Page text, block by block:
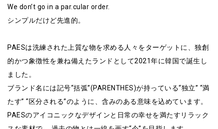
We don’t go in a par.cular order.
シンプルだけど先進的。
PAESは洗練された上質な物を求める人々をターゲットに、独創
的かつ象徴性を兼ね備えたランドとして2021年に韓国で誕生し
ました。
ブランド名には記号“括弧”(PARENTHES)が持っている“独立” “満
たす” “区分される”のように、含みのある意味を込めています。
PAESのアイコニックなデザインと日常の幸せを満たすリラック